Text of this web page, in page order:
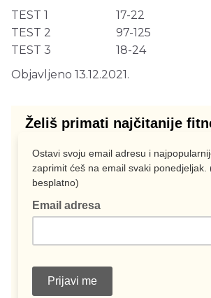
TEST 1
17-22
TEST 2
97-125
TEST 3
18-24
Objavljeno 13.12.2021.